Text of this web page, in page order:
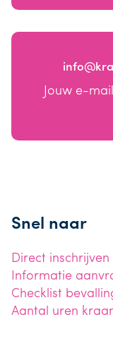
Jouw e-
Snel naar
Direct inschrijven
Informatie
Checklist
Aantal uren